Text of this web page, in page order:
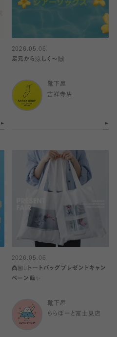
2026.05.06
足元から涼しく〜🙌
靴下屋
吉祥寺店
2026.05.06
👸🏼🫯トートバッグプレゼントキャン
ペーン🛍️✨
靴下屋
ららぽーと富士見店